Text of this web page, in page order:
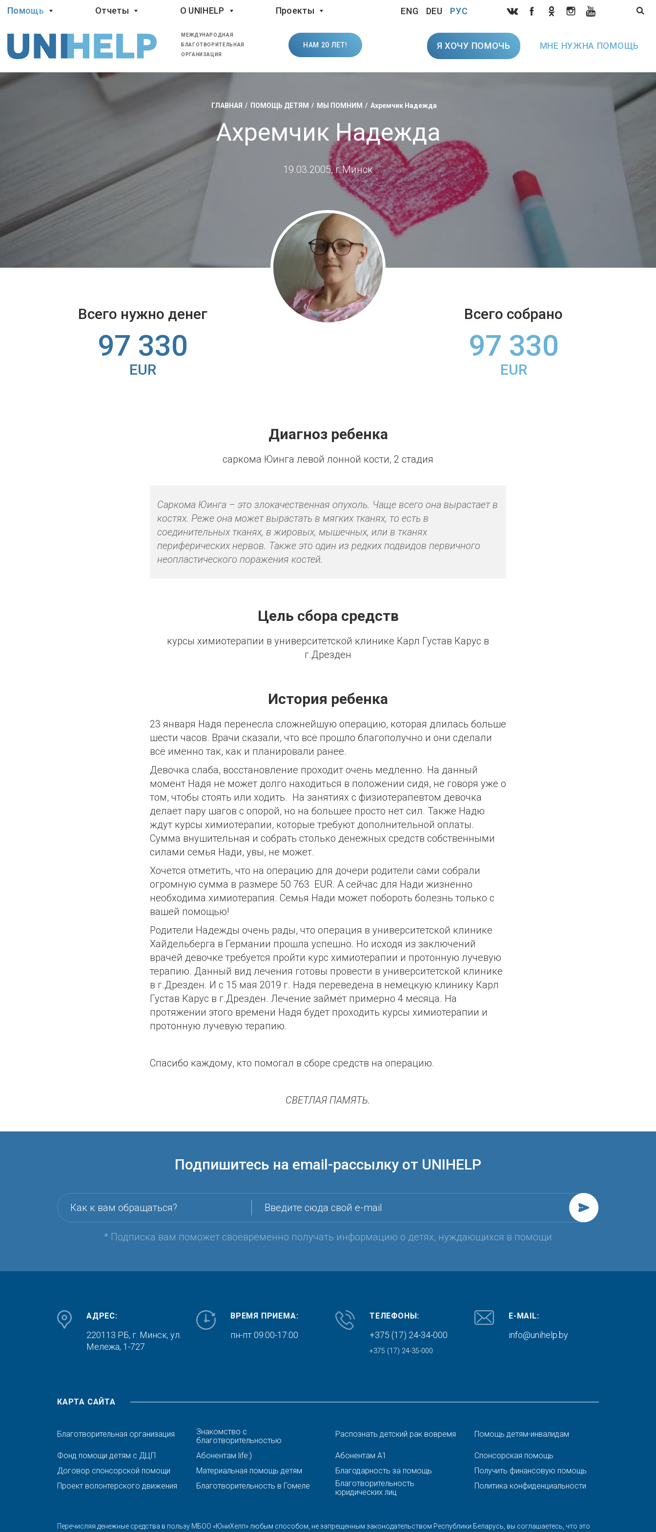
Помощь Отчеты O UNIHELP Проекты ENG DEU РУС
МЕЖДУНАРОДНАЯ
БЛАГОТВОРИТЕЛЬНАЯ
ОРГАНИЗАЦИЯ
НАМ 20 ЛЕТ! Я ХОЧУ ПОМОЧЬ МНЕ НУЖНА ПОМОЩЬ
ГЛАВНАЯ ПОМОЩЬ ДЕТЯМ МЫ ПОМНИМ Ахремчик Надежда
Ахремчик Надежда
19.03.2005, г.Минск
Всего нужно денег
97 330
EUR
Всего собрано
97 330
EUR
Диагноз ребенка
саркома Юинга левой лонной кости, 2 стадия
Саркома Юинга – это злокачественная опухоль. Чаще всего она вырастает в
костях. Реже она может вырастать в мягких тканях, то есть в
соединительных тканях, в жировых, мышечных, или в тканях
периферических нервов. Также это один из редких подвидов первичного
неопластического поражения костей.
Цель сбора средств
курсы химиотерапии в университетской клинике Карл Густав Карус в
г.Дрезден
История ребенка
23 января Надя перенесла сложнейшую операцию, которая длилась больше
шести часов. Врачи сказали, что всё прошло благополучно и они сделали
всё именно так, как и планировали ранее.
Девочка слаба, восстановление проходит очень медленно. На данный
момент Надя не может долго находиться в положении сидя, не говоря уже о
том, чтобы стоять или ходить. На занятиях с физиотерапевтом девочка
делает пару шагов с опорой, но на большее просто нет сил. Также Надю
ждут курсы химиотерапии, которые требуют дополнительной оплаты.
Сумма внушительная и собрать столько денежных средств собственными
силами семья Нади, увы, не может.
Хочется отметить, что на операцию для дочери родители сами собрали
огромную сумма в размере 50 763 EUR. А сейчас для Нади жизненно
необходима химиотерапия. Семья Нади может побороть болезнь только с
вашей помощью!
Родители Надежды очень рады, что операция в университетской клинике
Хайдельберга в Германии прошла успешно. Но исходя из заключений
врачей девочке требуется пройти курс химиотерапии и протонную лучевую
терапию. Данный вид лечения готовы провести в университетской клинике
в г.Дрезден. И с 15 мая 2019 г. Надя переведена в немецкую клинику Карл
Густав Карус в г.Дрезден. Лечение займёт примерно 4 месяца. На
протяжении этого времени Надя будет проходить курсы химиотерапии и
протонную лучевую терапию.
Спасибо каждому, кто помогал в сборе средств на операцию.
СВЕТЛАЯ ПАМЯТЬ.
Подпишитесь на email-рассылку от UNIHELP
Как к вам обращаться? Введите сюда свой e-mail
* Подписка вам поможет своевременно получать информацию о детях, нуждающихся в помощи
АДРЕС:
220113 РБ, г. Минск, ул.
Мележа, 1-727
ВРЕМЯ ПРИЕМА:
пн-пт 09:00-17:00
ТЕЛЕФОНЫ:
+375 (17) 24-34-000
+375 (17) 24-35-000
E-MAIL:
info@unihelp.by
КАРТА САЙТА
Благотворительная организация
Знакомство с
благотворительностью
Распознать детский рак вовремя Помощь детям-инвалидам
Фонд помощи детям с ДЦП Абонентам life:) Абонентам A1
Спонсорская помощь
Договор спонсорской помощи
Материальная помощь детям Благодарность за помощь
Получить финансовую помощь
Проект волонтерского движения
Благотворительность в Гомеле
Благотворительность
юридических лиц
Политика конфиденциальности
Перечисляя денежные средства в пользу МБОО «ЮниХелп» любым способом, не запрещенным законодательством Республики Беларусь, вы соглашаетесь, что это